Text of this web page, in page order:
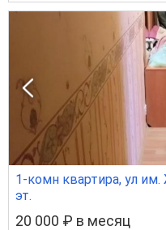
1-комн квартира, ул
эт.
20 000 ₽ в месяц